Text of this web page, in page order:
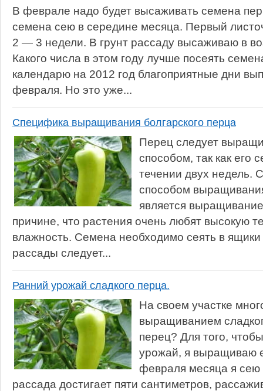
В феврале надо будет высаживать семена
семена сею в середине месяца. Первый
2 — 3 недели. В грунт рассаду высаживаю в
Какого числа в этом году лучше посеять
календарю на 2012 год благоприятные дни
февраля. Но это уже...
Специфика выращивания болгарского перца
Перец следует
способом, так как его
течении двух
способом
является
причине, что растения очень любят высокую
влажность. Семена необходимо сеять в
рассады следует...
Ранний урожай сладкого перца.
На своем участке
выращиванием
перец? Для того,
урожай, я выращиваю
февраля месяца я сею
рассада достигает пяти сантиметров,